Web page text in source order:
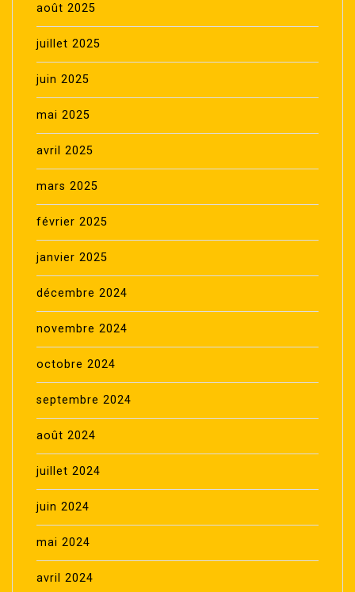
août 2025
juillet 2025
juin 2025
mai 2025
avril 2025
mars 2025
février 2025
janvier 2025
décembre 2024
novembre 2024
octobre 2024
septembre 2024
août 2024
juillet 2024
juin 2024
mai 2024
avril 2024